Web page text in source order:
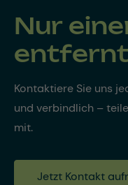
Nur
Kontaktiere Sie uns
und verbindlich –
mit.
Jetzt Kontakt